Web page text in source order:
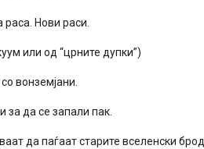
Нови раси.
или од “црните дупки”)
вонземјани.
за да се запали пак.
да паѓаат старите вселенски